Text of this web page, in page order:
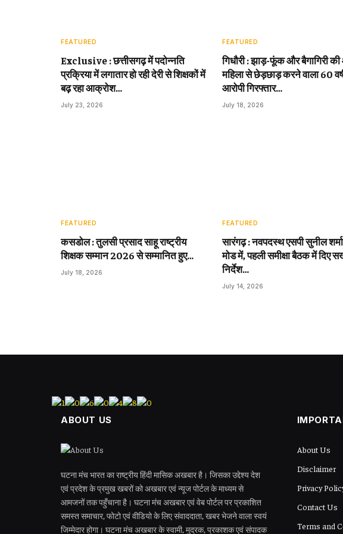
FEATURED
Exclusive : छत्तीसगढ़ में पदोन्नति
प्रक्रिया में लगातार हो रही देरी से शिक्षकों में
बढ़ रहा आक्रोश…
July 23, 2026
FEATURED
गिधौरी : झाड़-फूंक और बैगागिरी
महिला से छेड़छाड़ करने वाला 60
आरोपी गिरफ्तार…
July 18, 2026
FEATURED
कसडोल : तुलसी प्रसाद साहू राष्ट्रीय
शिक्षक सम्मान 2026 से सम्मानित हुए…
July 18, 2026
FEATURED
सारंगढ़ : नवपदस्थ एसपी सुनील
मोड में, पहली समीक्षा बैठक में दिए
निर्देश…
July 14, 2026
ABOUT US
घटना मंच भारत का राष्ट्रीय हिंदी मासिक अखबार है। जिसका उद्देश्य देश
एवं प्रदेश के प्रमुख खबरों को अखबार एवं न्यूज पोर्टल के माध्यम से
आमजनों तक पहुँचाना है। घटना मंच अखबार एवं वेब पोर्टल पर प्रकाशित
समस्त समाचार, फोटो एवं वीडियो के लिए संवाददाता, खबर भेजने वाला स्वयं
जिम्मेदार होगा। घटना मंच अखबार के स्वामी, मुद्रक, प्रकाशक एवं संपादक
About Us
Disclaimer
Privacy
Contact Us
Terms and